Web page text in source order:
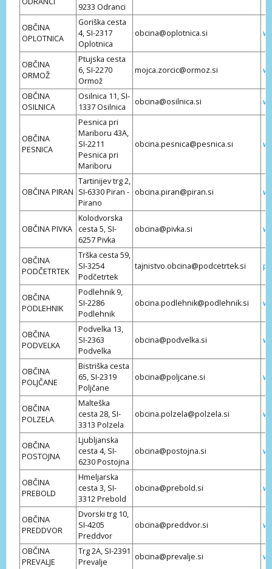
9233 Odranci
OBČINA
OPLOTNICA
Goriška cesta
4, SI-2317
Oplotnica
obcina@oplotnica.si
OBČINA
ORMOŽ
Ptujska cesta
6, SI-2270
Ormož
mojca.zorcic@ormoz.si
OBČINA
OSILNICA
Osilnica 11, SI-
1337 Osilnica
obcina@osilnica.si
OBČINA
PESNICA
Pesnica pri
Mariboru 43A,
SI-2211
Pesnica pri
Mariboru
obcina.pesnica@pesnica.si
OBČINA PIRAN
Tartinijev trg 2,
SI-6330 Piran -
Pirano
obcina.piran@piran.si
OBČINA PIVKA
Kolodvorska
cesta 5, SI-
6257 Pivka
obcina@pivka.si
OBČINA
PODČETRTEK
Trška cesta 59,
SI-3254
Podčetrtek
tajnistvo.obcina@podcetrtek.si
OBČINA
PODLEHNIK
Podlehnik 9,
SI-2286
Podlehnik
obcina.podlehnik@podlehnik.si
OBČINA
PODVELKA
Podvelka 13,
SI-2363
Podvelka
obcina@podvelka.si
OBČINA
POLJČANE
Bistriška cesta
65, SI-2319
Poljčane
obcina@poljcane.si
OBČINA
POLZELA
Malteška
cesta 28, SI-
3313 Polzela
obcina.polzela@polzela.si
OBČINA
POSTOJNA
Ljubljanska
cesta 4, SI-
6230 Postojna
obcina@postojna.si
OBČINA
PREBOLD
Hmeljarska
cesta 3, SI-
3312 Prebold
obcina@prebold.si
OBČINA
PREDDVOR
Dvorski trg 10,
SI-4205
Preddvor
obcina@preddvor.si
OBČINA
PREVALJE
Trg 2A, SI-2391
Prevalje
obcina@prevalje.si